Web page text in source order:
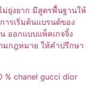
ม่ยุ่งยาก มีสูตรพื้นฐานให้
ารเริ่มต้นแบรนด์ของ
ออกแบบแพ็คเกจจิ้ง
มกฎหมาย ให้คำปรึกษา
% chanel gucci dior